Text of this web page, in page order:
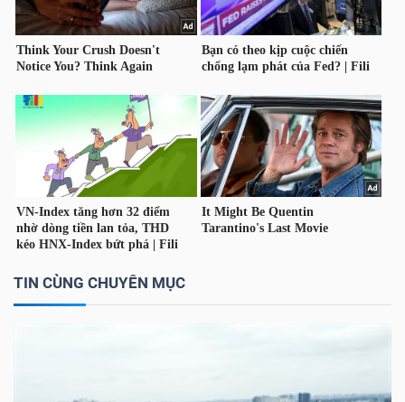
TIN CÙNG CHUYÊN MỤC
NGUYÊN
VẬT
LIỆU
CÔNG
NGHIỆP
TIÊU